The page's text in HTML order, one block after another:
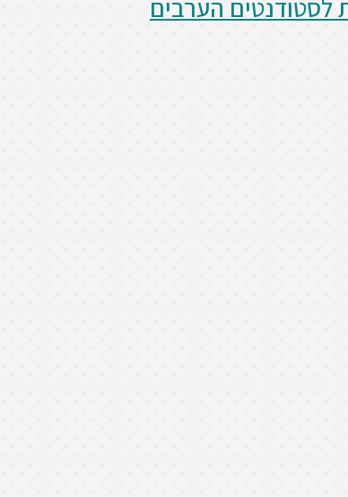
לסטודנטים הערבים